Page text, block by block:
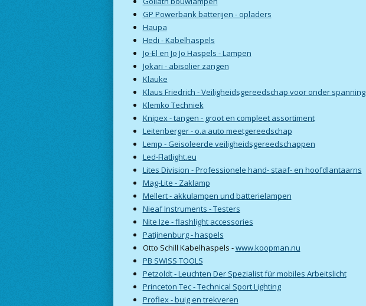
GP Powerbank batterijen - opladers
Haupa
Hedi - Kabelhaspels
Jo-El en Jo Jo Haspels - Lampen
Jokari - abisolier zangen
Klauke
Klaus Friedrich - Veiligheidsgereedschap voor onder spanning
Klemko Techniek
Knipex - tangen - groot en compleet assortiment
Leitenberger - o.a auto meetgereedschap
Lemp - Geisoleerde veiligheidsgereedschappen
Led-Flatlight.eu
Lites Division - Professionele hand- staaf- en hoofdlantaarns
Mag-Lite - Zaklamp
Mellert - akkulampen und batterielampen
Nieaf Instruments - Testers
Nite Ize - flashlight accessories
Patijnenburg - haspels
Otto Schill Kabelhaspels -www.koopman.nu
PB SWISS TOOLS
Petzoldt - Leuchten Der Spezialist für mobiles Arbeitslicht
Princeton Tec - Technical Sport Lighting
Proflex - buig en trekveren